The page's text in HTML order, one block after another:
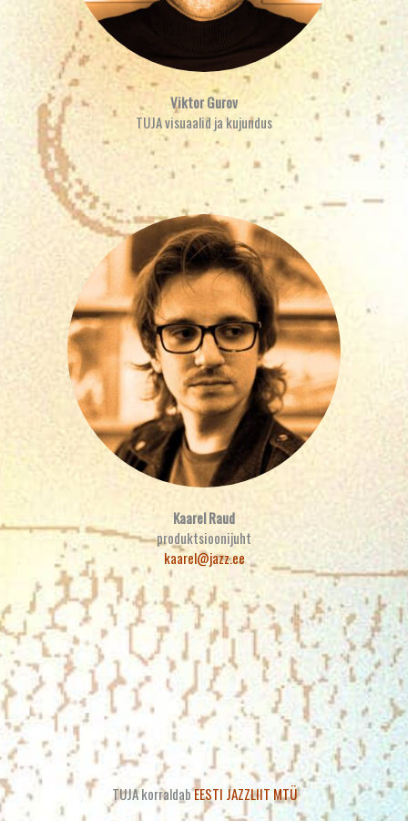
Viktor Gurov
TUJA visuaalid ja kujundus
.
Kaarel Raud
produktsioonijuht
kaarel@jazz.ee
TUJA korraldabEESTI JAZZLIIT MTÜ